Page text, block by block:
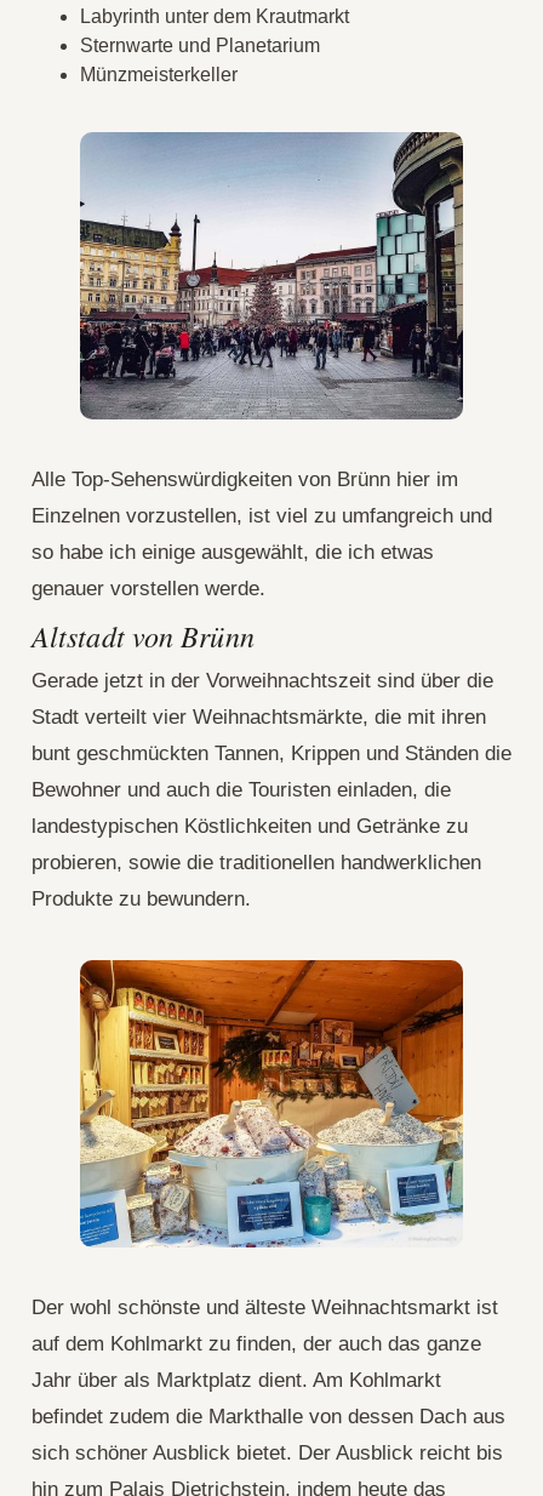
Labyrinth unter dem Krautmarkt
Sternwarte und Planetarium
Münzmeisterkeller
Alle Top-Sehenswürdigkeiten von Brünn hier im
Einzelnen vorzustellen, ist viel zu umfangreich und
so habe ich einige ausgewählt, die ich etwas
genauer vorstellen werde.
Altstadt von Brünn
Gerade jetzt in der Vorweihnachtszeit sind über die
Stadt verteilt vier Weihnachtsmärkte, die mit ihren
bunt geschmückten Tannen, Krippen und Ständen die
Bewohner und auch die Touristen einladen, die
landestypischen Köstlichkeiten und Getränke zu
probieren, sowie die traditionellen handwerklichen
Produkte zu bewundern.
Der wohl schönste und älteste Weihnachtsmarkt ist
auf dem Kohlmarkt zu finden, der auch das ganze
Jahr über als Marktplatz dient. Am Kohlmarkt
befindet zudem die Markthalle von dessen Dach aus
sich schöner Ausblick bietet. Der Ausblick reicht bis
hin zum Palais Dietrichstein, indem heute das